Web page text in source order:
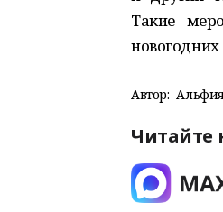
Такие
Автор:
Читайте